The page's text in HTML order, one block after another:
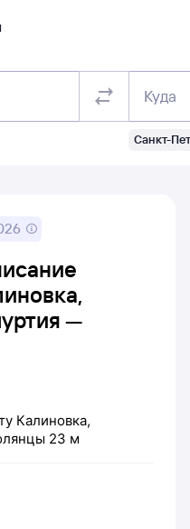
Куда
Санкт-
—
Калиновка,
23 м